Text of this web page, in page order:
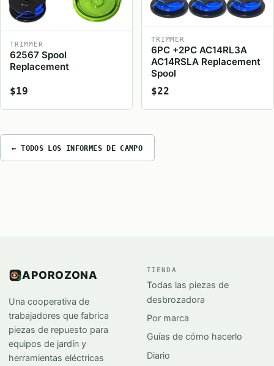
TRIMMER
62567 Spool
Replacement
$19
TRIMMER
6PC +2PC AC14RL3A
AC14RSLA Replacement
Spool
$22
← TODOS LOS INFORMES DE CAMPO
APOROZONA
Una cooperativa de
trabajadores que fabrica
piezas de repuesto para
equipos de jardín y
herramientas eléctricas
TIENDA
Todas las piezas de
desbrozadora
Por marca
Guías de cómo hacerlo
Diario